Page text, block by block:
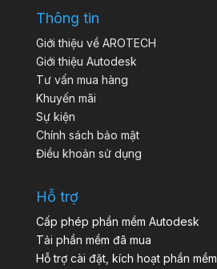
Thông tin
Giới thiệu về AROTECH
Giới thiệu Autodesk
Tư vấn mua hàng
Khuyến mãi
Sự kiện
Chính sách bảo mật
Điều khoản sử dụng
Hỗ trợ
Cấp phép phần mềm Autodesk
Tải phần mềm đã mua
Hỗ trợ cài đặt, kích hoạt phần mềm